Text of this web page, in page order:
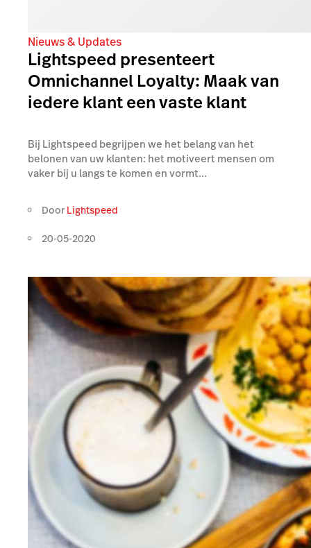
Nieuws & Updates
Lightspeed presenteert
Omnichannel Loyalty: Maak van
iedere klant een vaste klant
Bij Lightspeed begrijpen we het belang van het
belonen van uw klanten: het motiveert mensen om
vaker bij u langs te komen en vormt...
Door Lightspeed
20-05-2020